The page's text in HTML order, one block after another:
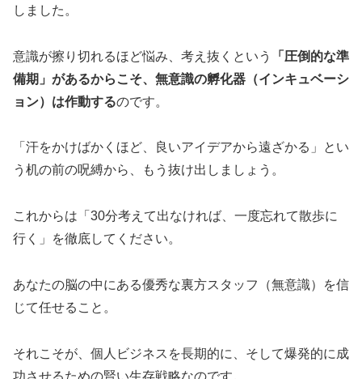
しました。
意識が擦り切れるほど悩み、考え抜くという
「圧倒的な準
備期」があるからこそ、無意識の孵化器（インキュベーシ
ョン）は作動するのです。
「汗をかけばかくほど、良いアイデアから遠ざかる」とい
う机の前の呪縛から、もう抜け出しましょう。
これからは「30分考えて出なければ、一度忘れて散歩に
行く」を徹底してください。
あなたの脳の中にある優秀な裏方スタッフ（無意識）を信
じて任せること。
それこそが、個人ビジネスを長期的に、そして爆発的に成
功させるための賢い生存戦略なのです。